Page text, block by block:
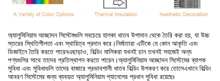
অ্যালুমিনিয়াম আচ্ছাদন সিস্টেমগুলি সবচেয়ে হালকা ধাতব উপাদান থেকে তৈরি করা হয়, যা উচ্চ
স্তরের স্থিতিশীলতা এবং স্থায়িত্ব প্রদান করে।নির্মাতারা এটিকে যে কোন আকৃতি এবং
ডিজাইনে তৈরি করতে পারেনএছাড়াও, বিল্ডিং মালিকরা যখনই চান তখনই সহজেই অন্য
পণ্যগুলির সাথে তাদের প্রতিস্থাপন করতে পারেন।অ্যালুমিনিয়াম আচ্ছাদন সিস্টেমের ব্যাপক
সুবিধা এবং সুবিধাগুলি তাদের বাজারে প্রভাবশালী ধাতব বিল্ডিং উপকরণ করে তোলেএখানে বিল্ডিং
আবরণ সিস্টেমের জন্য ব্যবহৃত অ্যালুমিনিয়াম প্যানেলের প্রধান সুবিধা রয়েছেঃ